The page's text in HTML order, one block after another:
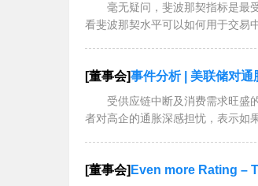
毫无疑问，斐波那契指标是最
看斐波那契水平可以如何用于交
[董事会]事件分析 | 美联储对通
受供应链中断及消费需求旺盛的
者对高企的通胀深感担忧，表示如
[董事会] Even more Rating –